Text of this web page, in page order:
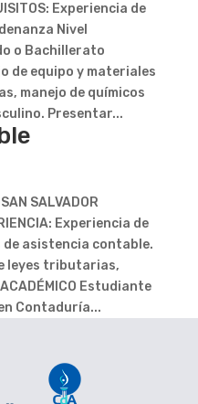
Experiencia de
Nivel
o Bachillerato
de equipo y materiales
manejo de químicos
Presentar...
SALVADOR
Experiencia de
de asistencia contable.
leyes tributarias,
Estudiante
Contaduría...